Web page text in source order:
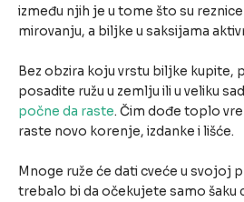
između njih je u tome što su
mirovanju, a biljke u saksijama
Bez obzira koju vrstu biljke kupite,
posadite ružu u zemlju ili u veliku
počne da raste. Čim dođe toplo
raste novo korenje, izdanke i lišće.
Mnoge ruže će dati cveće u svojoj
trebalo bi da očekujete samo šaku